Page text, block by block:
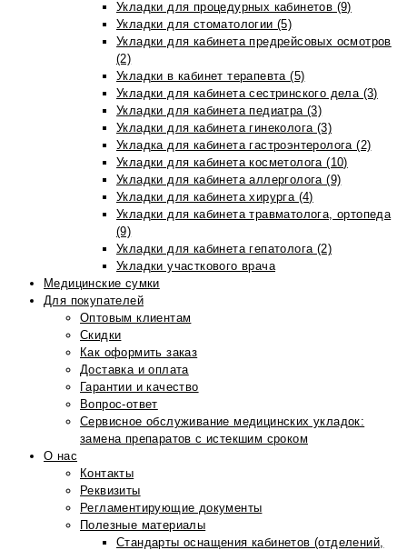
Укладки для процедурных кабинетов (9)
Укладки для стоматологии (5)
Укладки для кабинета предрейсовых осмотров
(2)
Укладки в кабинет терапевта (5)
Укладки для кабинета сестринского дела (3)
Укладки для кабинета педиатра (3)
Укладки для кабинета гинеколога (3)
Укладка для кабинета гастроэнтеролога (2)
Укладки для кабинета косметолога (10)
Укладки для кабинета аллерголога (9)
Укладки для кабинета хирурга (4)
Укладки для кабинета травматолога, ортопеда
(9)
Укладки для кабинета гепатолога (2)
Укладки участкового врача
Медицинские сумки
Для покупателей
Оптовым клиентам
Скидки
Как оформить заказ
Доставка и оплата
Гарантии и качество
Вопрос-ответ
Сервисное обслуживание медицинских укладок:
замена препаратов с истекшим сроком
О нас
Контакты
Реквизиты
Регламентирующие документы
Полезные материалы
Стандарты оснащения кабинетов (отделений,